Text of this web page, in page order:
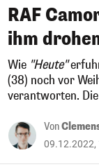
RAF
ihm
Wie "Heute"
(38) noch vor
verantworten.
Von
09.12.2022,